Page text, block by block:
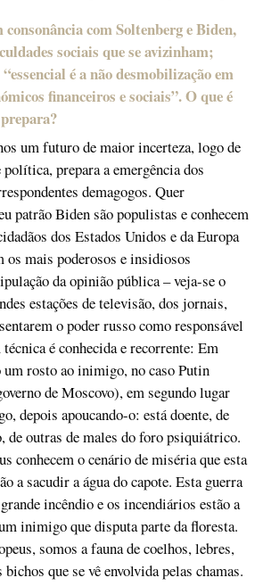
com Soltenberg e Biden,
sociais que se avizinham;
é a não desmobilização em
financeiros e sociais”. O que é
um futuro de maior incerteza, logo de
prepara a emergência dos
demagogos. Quer
patrão Biden são populistas e conhecem
dos Estados Unidos e da Europa
mais poderosos e insidiosos
da opinião pública – veja-se o
estações de televisão, dos jornais,
o poder russo como responsável
é conhecida e recorrente: Em
rosto ao inimigo, no caso Putin
de Moscovo), em segundo lugar
depois apoucando-o: está doente, de
de outras de males do foro psiquiátrico.
conhecem o cenário de miséria que esta
a sacudir a água do capote. Esta guerra
incêndio e os incendiários estão a
inimigo que disputa parte da floresta.
somos a fauna de coelhos, lebres,
que se vê envolvida pelas chamas.